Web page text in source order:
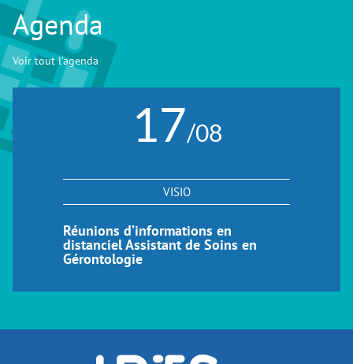
Agenda
Voir tout l'agenda
17/08
VISIO
Réunions d’informations en
distanciel Assistant de Soins en
Gérontologie